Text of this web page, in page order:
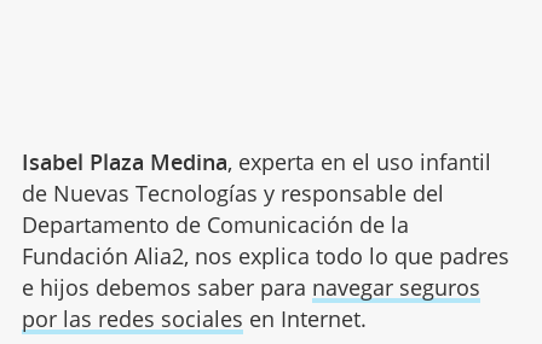
Isabel Plaza Medina, experta en el uso infantil
de Nuevas Tecnologías y responsable del
Departamento de Comunicación de la
Fundación Alia2, nos explica todo lo que padres
e hijos debemos saber para navegar seguros
por las redes sociales en Internet.